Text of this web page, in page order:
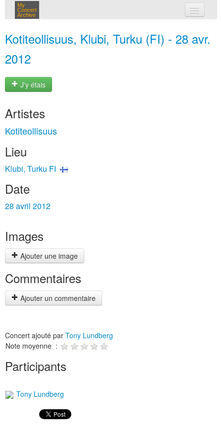
My
Concert
Archive
Kotiteollisuus, Klubi, Turku (FI) - 28 avr.
2012
J'y étais
Artistes
Kotiteollisuus
Lieu
Klubi, Turku FI
Date
28 avril 2012
Images
Ajouter une image
Commentaires
Ajouter un commentaire
Concert ajouté par Tony Lundberg
Note moyenne :
Participants
Tony Lundberg